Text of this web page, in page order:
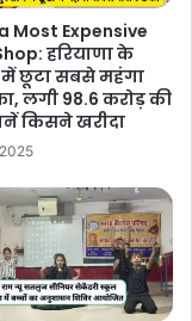
Most Expensive
हरियाणा के
में छूटा सबसे महंगा
लगी 98.6 करोड़ की
किसने खरीदा